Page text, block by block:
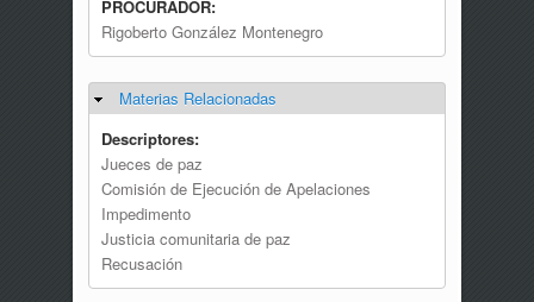
PROCURADOR:
Rigoberto González Montenegro
Ocultar
Materias Relacionadas
Descriptores:
Jueces de paz
Comisión de Ejecución de Apelaciones
Impedimento
Justicia comunitaria de paz
Recusación